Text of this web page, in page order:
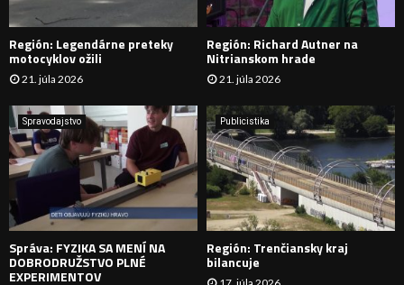
D
A
N
I
E
Región: Legendárne preteky
motocyklov ožili
21. júla 2026
Región: Richard Autner na
Nitrianskom hrade
21. júla 2026
Spravodajstvo
Správa: FYZIKA SA MENÍ NA
DOBRODRUŽSTVO PLNÉ
EXPERIMENTOV
Publicistika
Región: Trenčiansky kraj
bilancuje